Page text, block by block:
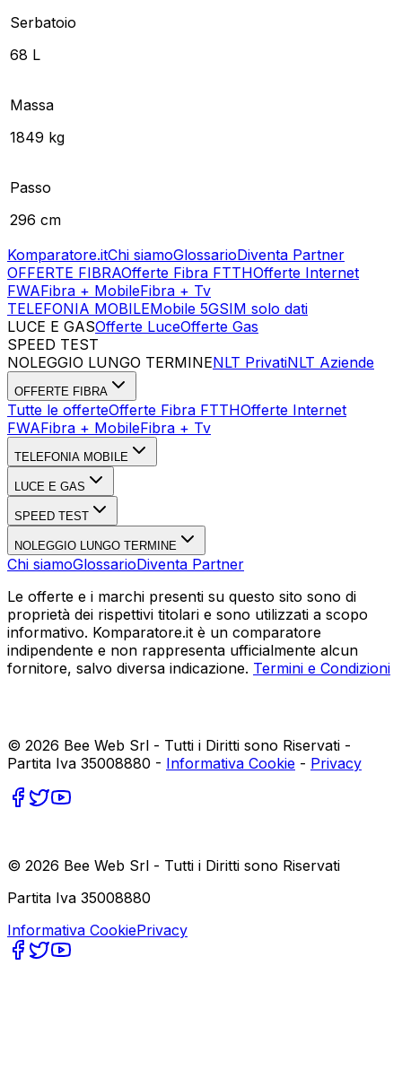
Serbatoio
68 L
Massa
1849 kg
Passo
296 cm
Komparatore.itChi siamoGlossarioDiventa Partner
OFFERTE FIBRAOfferte Fibra FTTHOfferte Internet
FWAFibra + MobileFibra + Tv
TELEFONIA MOBILEMobile 5GSIM solo dati
LUCE E GASOfferte LuceOfferte Gas
SPEED TEST
NOLEGGIO LUNGO TERMINENLT PrivatiNLT Aziende
OFFERTE FIBRA
Tutte le offerteOfferte Fibra FTTHOfferte Internet
FWAFibra + MobileFibra + Tv
TELEFONIA MOBILE
LUCE E GAS
SPEED TEST
NOLEGGIO LUNGO TERMINE
Chi siamoGlossarioDiventa Partner
Le offerte e i marchi presenti su questo sito sono di
proprietà dei rispettivi titolari e sono utilizzati a scopo
informativo. Komparatore.it è un comparatore
indipendente e non rappresenta ufficialmente alcun
fornitore, salvo diversa indicazione. Termini e Condizioni
© 2026 Bee Web Srl - Tutti i Diritti sono Riservati -
Partita Iva 35008880 - Informativa Cookie - Privacy
© 2026 Bee Web Srl - Tutti i Diritti sono Riservati
Partita Iva 35008880
Informativa CookiePrivacy